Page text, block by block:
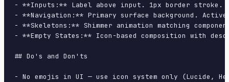
- **Inputs:** Label above input. 1px border
- **Navigation:** Primary surface background.
- **Skeletons:** Shimmer animation matching
- **Empty States:** Icon-based composition with
## Do's and Don'ts
- No emojis in UI — use icon system only (Lucide,